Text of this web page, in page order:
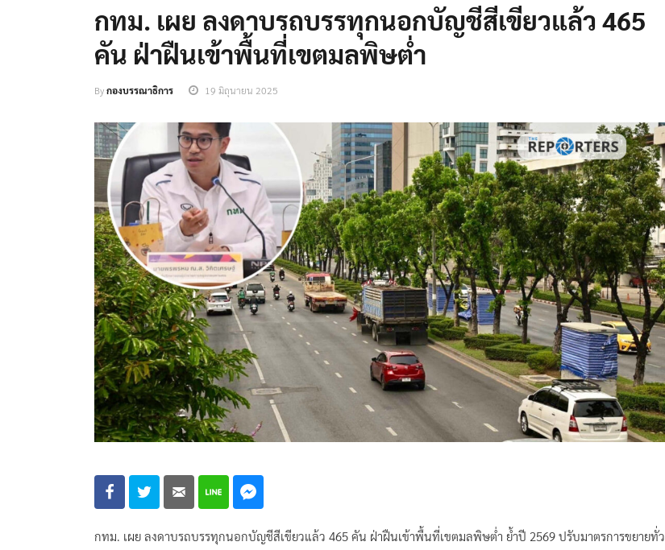
กทม. เผย ลงดาบรถบรรทุกนอกบัญชีสีเขียวแล้ว 465
คัน ฝ่าฝืนเข้าพื้นที่เขตมลพิษต่ำ
Byกองบรรณาธิการ 19 มิถุนายน 2025
กทม. เผย ลงดาบรถบรรทุกนอกบัญชีสีเขียวแล้ว 465 คัน ฝ่าฝืนเข้าพื้นที่เขตมลพิษต่ำ ย้ำปี 2569 ปรับมาตรการขยายทั่ว